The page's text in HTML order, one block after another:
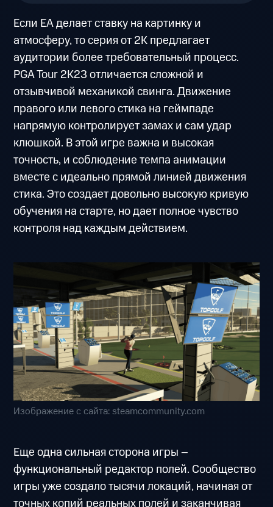
Если EA делает ставку на картинку и
атмосферу, то серия от 2K предлагает
аудитории более требовательный процесс.
PGA Tour 2K23 отличается сложной и
отзывчивой механикой свинга. Движение
правого или левого стика на геймпаде
напрямую контролирует замах и сам удар
клюшкой. В этой игре важна и высокая
точность, и соблюдение темпа анимации
вместе с идеально прямой линией движения
стика. Это создает довольно высокую кривую
обучения на старте, но дает полное чувство
контроля над каждым действием.
Изображение с сайта: steamcommunity.com
Еще одна сильная сторона игры –
функциональный редактор полей. Сообщество
игры уже создало тысячи локаций, начиная от
точных копий реальных полей и заканчивая